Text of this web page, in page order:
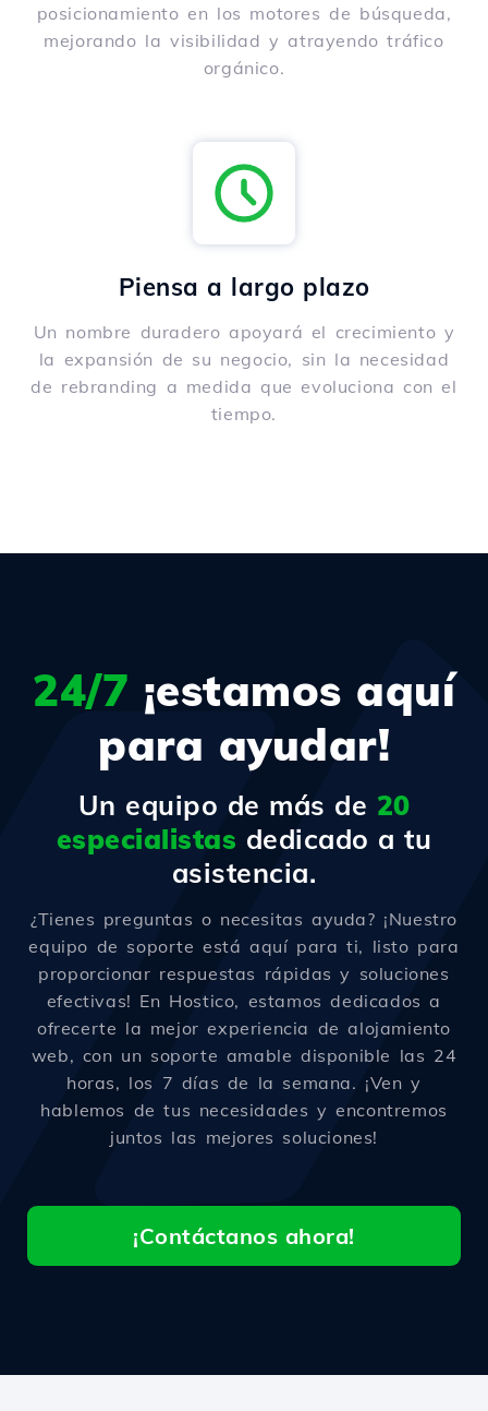
posicionamiento en los motores de búsqueda,
mejorando la visibilidad y atrayendo tráfico
orgánico.
Piensa a largo plazo
Un nombre duradero apoyará el crecimiento y
la expansión de su negocio, sin la necesidad
de rebranding a medida que evoluciona con el
tiempo.
24/7 ¡estamos aquí
para ayudar!
Un equipo de más de 20
especialistas dedicado a tu
asistencia.
¿Tienes preguntas o necesitas ayuda? ¡Nuestro
equipo de soporte está aquí para ti, listo para
proporcionar respuestas rápidas y soluciones
efectivas! En Hostico, estamos dedicados a
ofrecerte la mejor experiencia de alojamiento
web, con un soporte amable disponible las 24
horas, los 7 días de la semana. ¡Ven y
hablemos de tus necesidades y encontremos
juntos las mejores soluciones!
¡Contáctanos ahora!